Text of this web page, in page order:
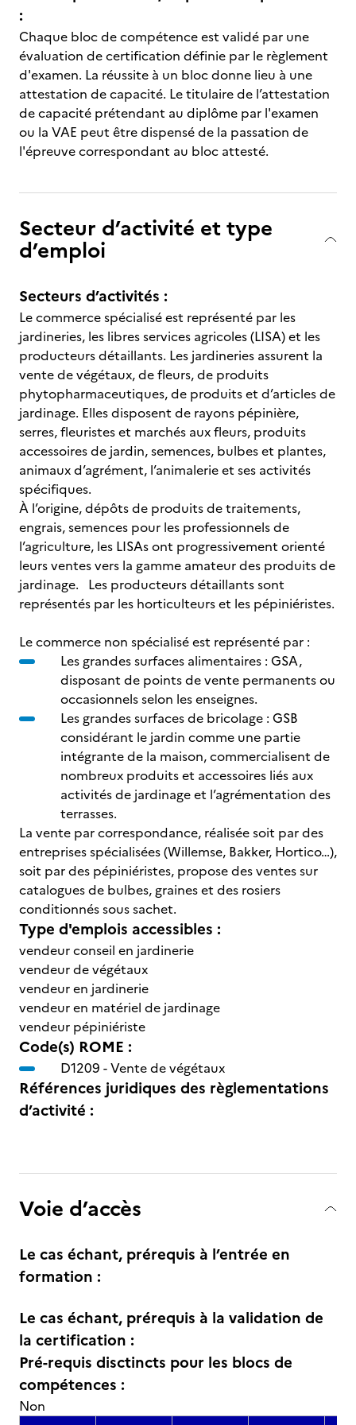
:
Chaque bloc de compétence est validé par une
évaluation de certification définie par le règlement
d'examen. La réussite à un bloc donne lieu à une
attestation de capacité. Le titulaire de l’attestation
de capacité prétendant au diplôme par l'examen
ou la VAE peut être dispensé de la passation de
l'épreuve correspondant au bloc attesté.
Secteur d’activité et type
d’emploi
Secteurs d’activités :
Le commerce spécialisé est représenté par les
jardineries, les libres services agricoles (LISA) et les
producteurs détaillants. Les jardineries assurent la
vente de végétaux, de fleurs, de produits
phytopharmaceutiques, de produits et d’articles de
jardinage. Elles disposent de rayons pépinière,
serres, fleuristes et marchés aux fleurs, produits
accessoires de jardin, semences, bulbes et plantes,
animaux d’agrément, l’animalerie et ses activités
spécifiques.
À l’origine, dépôts de produits de traitements,
engrais, semences pour les professionnels de
l’agriculture, les LISAs ont progressivement orienté
leurs ventes vers la gamme amateur des produits de
jardinage. Les producteurs détaillants sont
représentés par les horticulteurs et les pépiniéristes.
Le commerce non spécialisé est représenté par :
Les grandes surfaces alimentaires : GSA,
disposant de points de vente permanents ou
occasionnels selon les enseignes.
Les grandes surfaces de bricolage : GSB
considérant le jardin comme une partie
intégrante de la maison, commercialisent de
nombreux produits et accessoires liés aux
activités de jardinage et l’agrémentation des
terrasses.
La vente par correspondance, réalisée soit par des
entreprises spécialisées (Willemse, Bakker, Hortico…),
soit par des pépiniéristes, propose des ventes sur
catalogues de bulbes, graines et des rosiers
conditionnés sous sachet.
Type d'emplois accessibles :
vendeur conseil en jardinerie
vendeur de végétaux
vendeur en jardinerie
vendeur en matériel de jardinage
vendeur pépiniériste
Code(s) ROME :
D1209 -Vente de végétaux
Références juridiques des règlementations
d’activité :
Voie d’accès
Le cas échant, prérequis à l’entrée en
formation :
Le cas échant, prérequis à la validation de
la certification :
Pré-requis disctincts pour les blocs de
compétences :
Non